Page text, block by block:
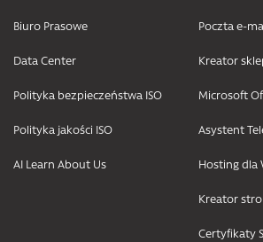
Biuro Prasowe
Data Center
Polityka bezpieczeństwa ISO
Polityka jakości ISO
AI Learn About Us
Poczta e-
Kreator
Microsoft
Asystent
Hosting dla
Kreator
Certyfikaty